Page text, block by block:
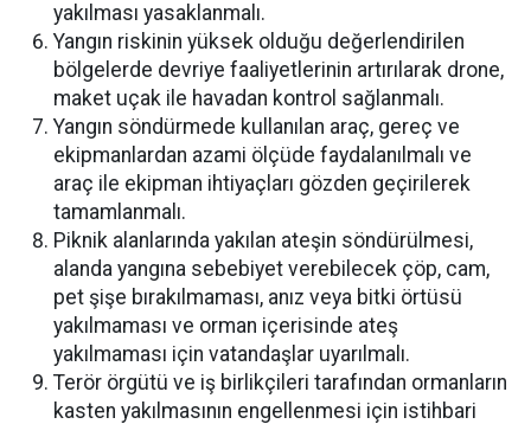
yakılması yasaklanmalı.
Yangın riskinin yüksek olduğu değerlendirilen
bölgelerde devriye faaliyetlerinin artırılarak drone,
maket uçak ile havadan kontrol sağlanmalı.
Yangın söndürmede kullanılan araç, gereç ve
ekipmanlardan azami ölçüde faydalanılmalı ve
araç ile ekipman ihtiyaçları gözden geçirilerek
tamamlanmalı.
Piknik alanlarında yakılan ateşin söndürülmesi,
alanda yangına sebebiyet verebilecek çöp, cam,
pet şişe bırakılmaması, anız veya bitki örtüsü
yakılmaması ve orman içerisinde ateş
yakılmaması için vatandaşlar uyarılmalı.
Terör örgütü ve iş birlikçileri tarafından ormanların
kasten yakılmasının engellenmesi için istihbari